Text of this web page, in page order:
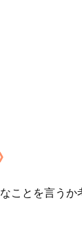
ことを言うか